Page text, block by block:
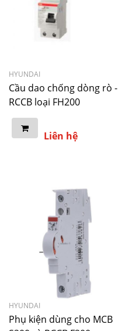
HYUNDAI
Cầu dao chống dòng rò -
RCCB loại FH200
Liên hệ
HYUNDAI
Phụ kiện dùng cho MCB